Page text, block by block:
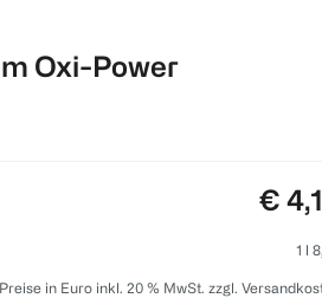
Oxi-Power
€
1 l
Preise in Euro inkl. 20 % MwSt. zzgl.